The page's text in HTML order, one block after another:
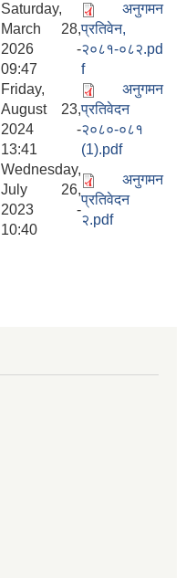
Saturday,
March 28,
2026 -
09:47
अनुगमन
प्रतिवेन,
२०८१-०८२.pd
f
Friday,
August 23,
2024 -
13:41
अनुगमन
प्रतिवेदन
२०८०-०८१
(1).pdf
Wednesday,
July 26,
2023 -
10:40
अनुगमन
प्रतिवेदन
२.pdf